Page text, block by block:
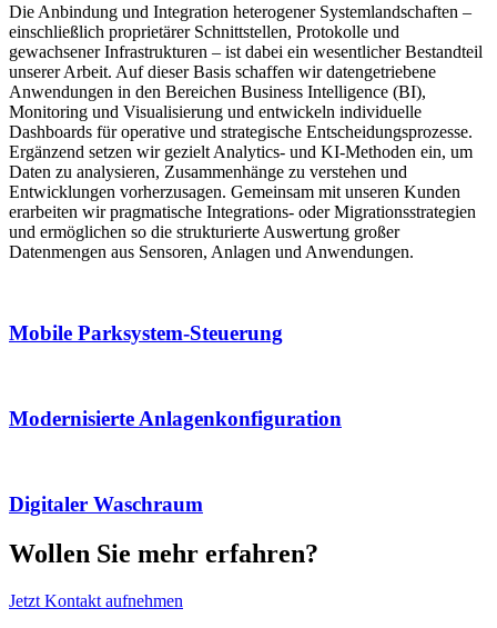
Die Anbindung und Integration heterogener Systemlandschaften –
einschließlich proprietärer Schnittstellen, Protokolle und
gewachsener Infrastrukturen – ist dabei ein wesentlicher Bestandteil
unserer Arbeit. Auf dieser Basis schaffen wir datengetriebene
Anwendungen in den Bereichen Business Intelligence (BI),
Monitoring und Visualisierung und entwickeln individuelle
Dashboards für operative und strategische Entscheidungsprozesse.
Ergänzend setzen wir gezielt Analytics- und KI-Methoden ein, um
Daten zu analysieren, Zusammenhänge zu verstehen und
Entwicklungen vorherzusagen. Gemeinsam mit unseren Kunden
erarbeiten wir pragmatische Integrations- oder Migrationsstrategien
und ermöglichen so die strukturierte Auswertung großer
Datenmengen aus Sensoren, Anlagen und Anwendungen.
Mobile Parksystem-Steuerung
Modernisierte Anlagenkonfiguration
Digitaler Waschraum
Wollen Sie mehr erfahren?
Jetzt Kontakt aufnehmen